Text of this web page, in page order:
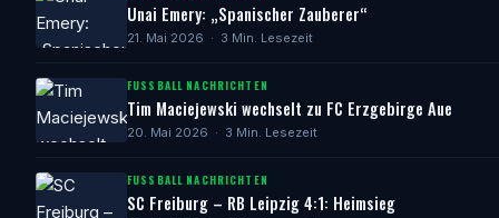
Unai Emery: „Spanischer Zauberer“
21. Mai 2026 · 3 Min. Lesezeit
FUSSBALL NACHRICHTEN
Tim Maciejewski wechselt zu FC Erzgebirge Aue
20. Mai 2026 · 3 Min. Lesezeit
FUSSBALL NACHRICHTEN
SC Freiburg – RB Leipzig 4:1: Heimsieg